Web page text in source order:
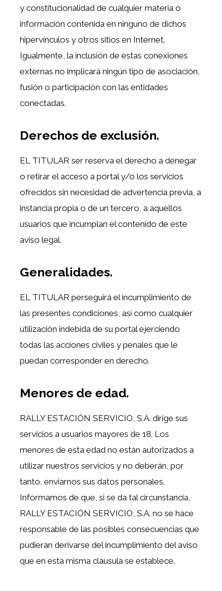
y constitucionalidad de cualquier materia o
información contenida en ninguno de dichos
hipervínculos y otros sitios en Internet.
Igualmente, la inclusión de estas conexiones
externas no implicará ningún tipo de asociación,
fusión o participación con las entidades
conectadas.
Derechos de exclusión.
EL TITULAR ser reserva el derecho a denegar
o retirar el acceso a portal y/o los servicios
ofrecidos sin necesidad de advertencia previa, a
instancia propia o de un tercero, a aquellos
usuarios que incumplan el contenido de este
aviso legal.
Generalidades.
EL TITULAR perseguirá el incumplimiento de
las presentes condiciones, así como cualquier
utilización indebida de su portal ejerciendo
todas las acciones civiles y penales que le
puedan corresponder en derecho.
Menores de edad.
RALLY ESTACIÓN SERVICIO, S.A. dirige sus
servicios a usuarios mayores de 18. Los
menores de esta edad no están autorizados a
utilizar nuestros servicios y no deberán, por
tanto, enviarnos sus datos personales.
Informamos de que, si se da tal circunstancia,
RALLY ESTACIÓN SERVICIO, S.A. no se hace
responsable de las posibles consecuencias que
pudieran derivarse del incumplimiento del aviso
que en esta misma cláusula se establece.